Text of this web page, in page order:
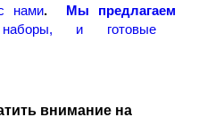
нами.
Мы предлагаем
наборы, и готовые
внимание на